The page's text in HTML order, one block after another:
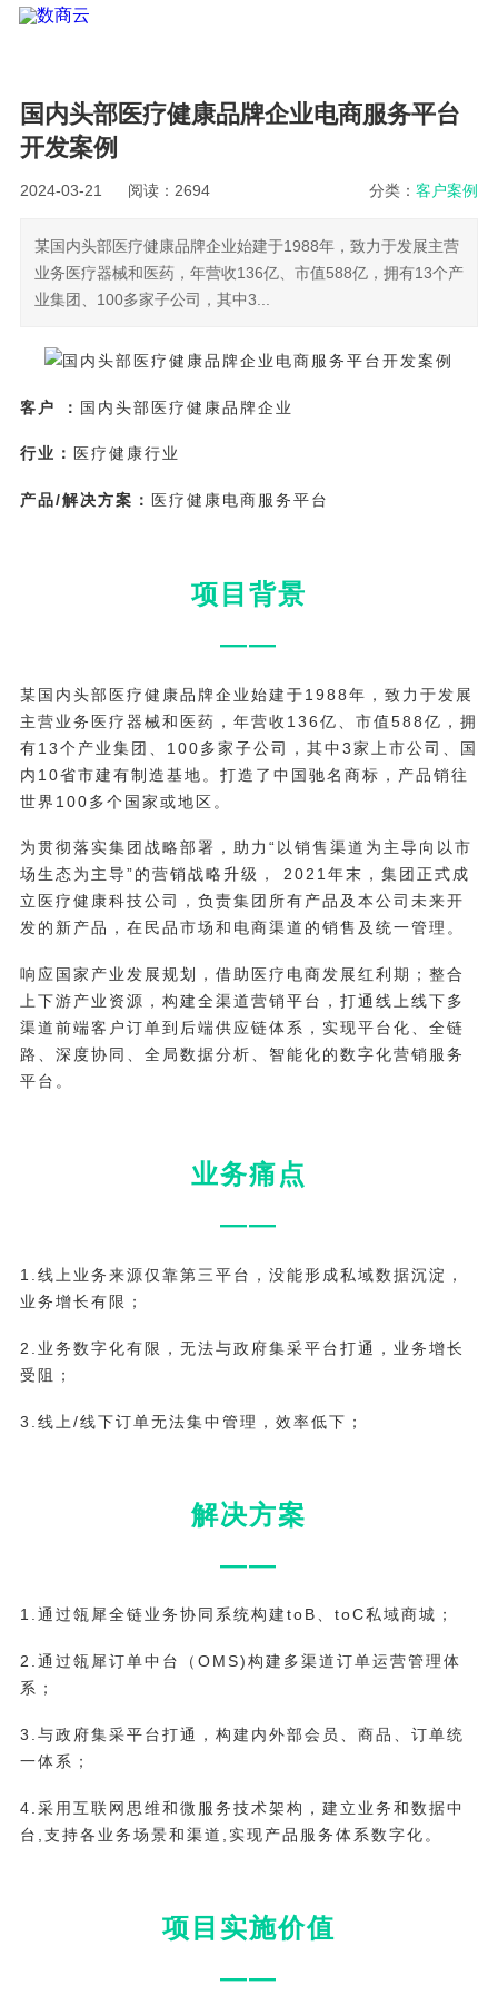
国内头部医疗健康品牌企业电商服务平台
开发案例
2024-03-21 阅读：2694 分类：客户案例
某国内头部医疗健康品牌企业始建于1988年，致力于发展主营
业务医疗器械和医药，年营收136亿、市值588亿，拥有13个产
业集团、100多家子公司，其中3...
客户 ： 国内头部医疗健康品牌企业
行业： 医疗健康行业
产品/解决方案： 医疗健康电商服务平台
项目背景
——
某国内头部医疗健康品牌企业始建于1988年，致力于发展
主营业务医疗器械和医药，年营收136亿、市值588亿，拥
有13个产业集团、100多家子公司，其中3家上市公司、国
内10省市建有制造基地。打造了中国驰名商标，产品销往
世界100多个国家或地区。
为贯彻落实集团战略部署，助力“以销售渠道为主导向以市
场生态为主导”的营销战略升级， 2021年末，集团正式成
立医疗健康科技公司，负责集团所有产品及本公司未来开
发的新产品，在民品市场和电商渠道的销售及统一管理。
响应国家产业发展规划，借助医疗电商发展红利期；整合
上下游产业资源，构建全渠道营销平台，打通线上线下多
渠道前端客户订单到后端供应链体系，实现平台化、全链
路、深度协同、全局数据分析、智能化的数字化营销服务
平台。
业务痛点
——
1.线上业务来源仅靠第三平台，没能形成私域数据沉淀，
业务增长有限；
2.业务数字化有限，无法与政府集采平台打通，业务增长
受阻；
3.线上/线下订单无法集中管理，效率低下；
解决方案
——
1.通过瓴犀全链业务协同系统构建toB、toC私域商城；
2.通过瓴犀订单中台（OMS)构建多渠道订单运营管理体
系；
3.与政府集采平台打通，构建内外部会员、商品、订单统
一体系；
4.采用互联网思维和微服务技术架构，建立业务和数据中
台,支持各业务场景和渠道,实现产品服务体系数字化。
项目实施价值
——